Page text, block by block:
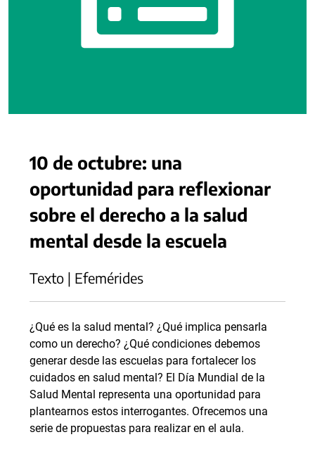
10 de octubre: una
oportunidad para reflexionar
sobre el derecho a la salud
mental desde la escuela
Texto | Efemérides
¿Qué es la salud mental? ¿Qué implica pensarla
como un derecho? ¿Qué condiciones debemos
generar desde las escuelas para fortalecer los
cuidados en salud mental? El Día Mundial de la
Salud Mental representa una oportunidad para
plantearnos estos interrogantes. Ofrecemos una
serie de propuestas para realizar en el aula.